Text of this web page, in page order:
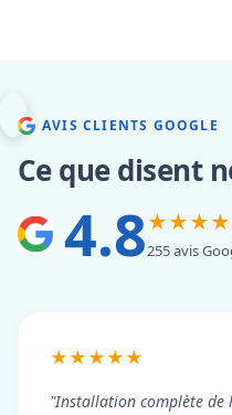
AVIS CLIENTS GOOGLE
Ce que disent
4.8255 avis
★★★★★
"Installation complète de